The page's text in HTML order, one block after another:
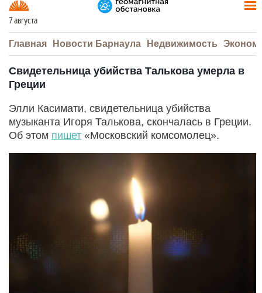
7 августа
Главная Новости Барнаула Недвижимость
Свидетельница убийства Талькова умерла в
Греции
Элли Касимати, свидетельница убийства
музыканта Игоря Талькова, скончалась в Греции.
Об этом пишет «Московский комсомолец».